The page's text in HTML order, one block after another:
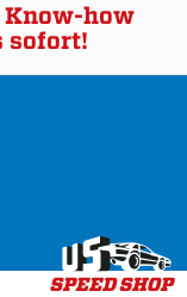
how
sofort!